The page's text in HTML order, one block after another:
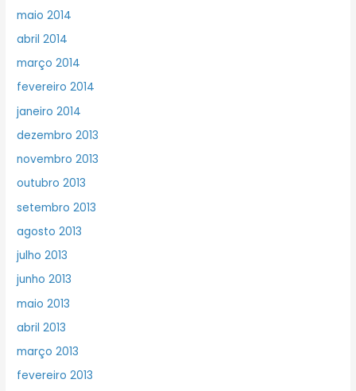
maio 2014
abril 2014
março 2014
fevereiro 2014
janeiro 2014
dezembro 2013
novembro 2013
outubro 2013
setembro 2013
agosto 2013
julho 2013
junho 2013
maio 2013
abril 2013
março 2013
fevereiro 2013